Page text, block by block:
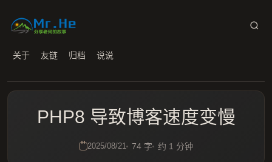
关于 友链 归档 说说
PHP8 导致博客速度变慢
2025/08/21 74 字 约 1 分钟